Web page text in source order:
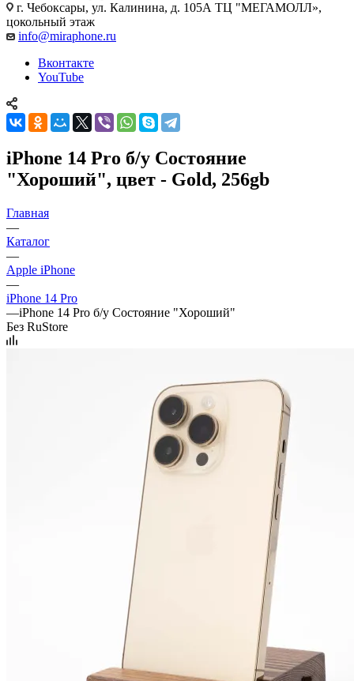
г. Чебоксары, ул. Калинина, д. 105А ТЦ "МЕГАМОЛЛ»,
цокольный этаж
info@miraphone.ru
Вконтакте
YouTube
iPhone 14 Pro б/у Состояние
"Хороший", цвет - Gold, 256gb
Главная
—
Каталог
—
Apple iPhone
—
iPhone 14 Pro
—iPhone 14 Pro б/у Состояние "Хороший"
Без RuStore